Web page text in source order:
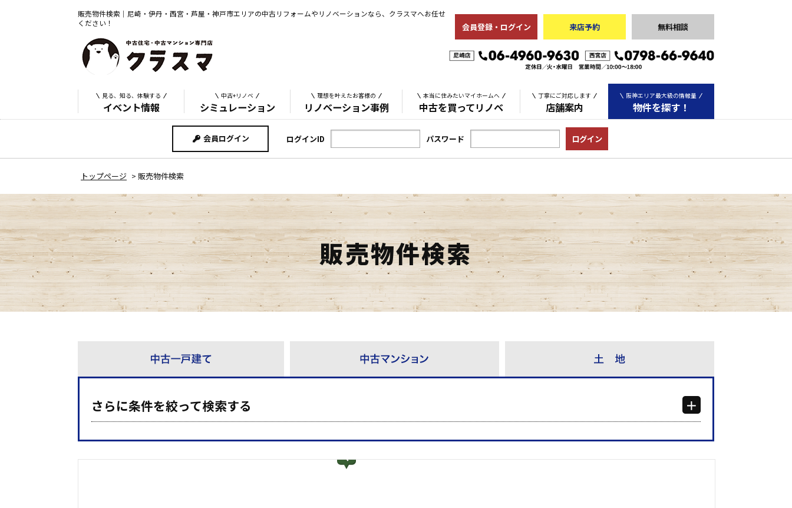
販売物件検索｜尼崎・伊丹・西宮・芦屋・神戸市エリアの中古リフォームやリノベーションなら、クラスマへお任せ
ください！
会員登録・ログイン 来店予約 無料相談
見る、知る、体験する
イベント情報
中古+リノベ
シミュレーション
理想を叶えたお客様の
リノベーション事例
本当に住みたいマイホームへ
中古を買ってリノベ
丁寧にご対応します
店舗案内
阪神エリア最大級の情報量
物件を探す！
会員ログイン ログインID パスワード
トップページ > 販売物件検索
販売物件検索
さらに条件を絞って検索する